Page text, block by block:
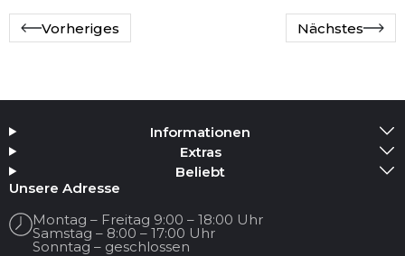
Vorheriges Nächstes
Informationen
Extras
Beliebt
Unsere Adresse
Montag – Freitag 9:00 – 18:00 Uhr
Samstag – 8:00 – 17:00 Uhr
Sonntag – geschlossen